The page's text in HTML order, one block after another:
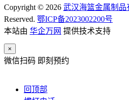
Copyright © 2026 武汉海篮金属制品
Reserved. 鄂ICP备2023002200号
本站由 华企万网 提供技术支持
×
微信扫码 即刻预约
回顶部